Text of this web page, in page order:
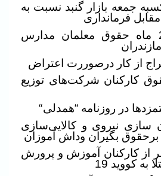
جمعه بازار گنبد نسبت به
فرمانداری
– عدم پرداخت 2 ماه ‌حقوق معلمان مدارس
از کار درصوررت اعتراض
کارکنان شرکت‌های توزیع
در روزنامه “همدلی“
سازی نیروی و کالایی‌سازی
بگیران وداش آموزان
باختن 80 نفر از کارکنان آموزش و پرورش
به کووید 19